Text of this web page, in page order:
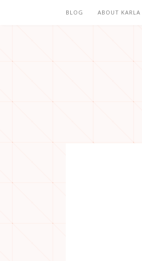
BLOG ABOUT KARLA